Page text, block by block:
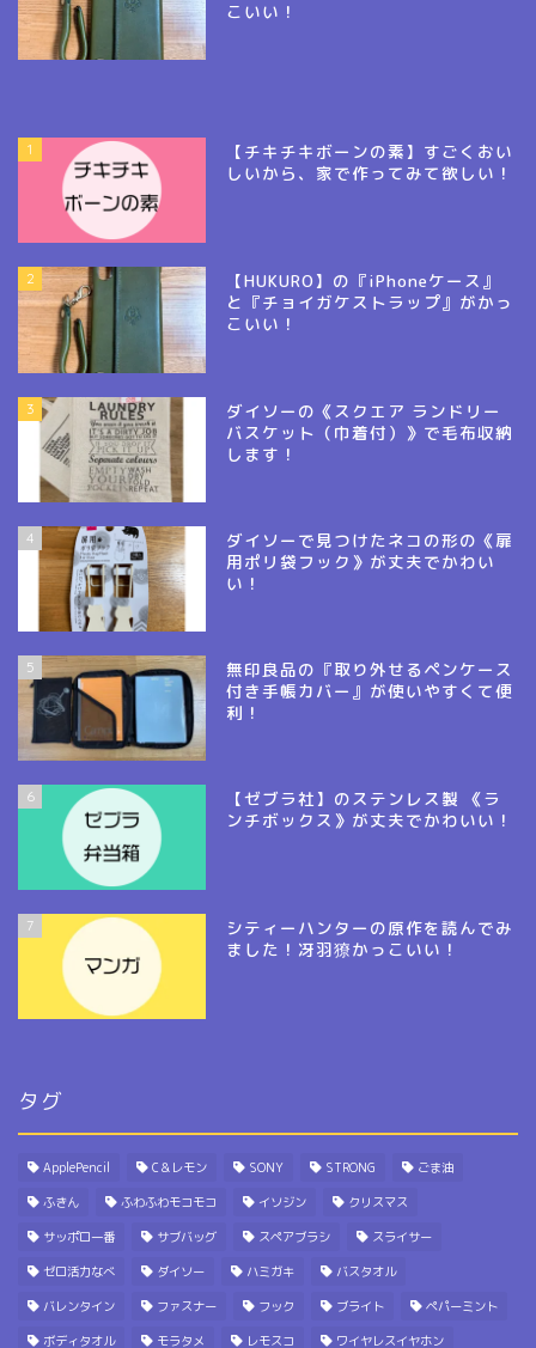
こいい！
1
【チキチキボーンの素】すごくおい
しいから、家で作ってみて欲しい！
2
【HUKURO】の『iPhoneケース』
と『チョイガケストラップ』がかっ
こいい！
3
ダイソーの《スクエア ランドリー
バスケット（巾着付）》で毛布収納
します！
4
ダイソーで見つけたネコの形の《扉
用ポリ袋フック》が丈夫でかわい
い！
5
無印良品の『取り外せるペンケース
付き手帳カバー』が使いやすくて便
利！
6
【ゼブラ社】のステンレス製 《ラ
ンチボックス》が丈夫でかわいい！
7
シティーハンターの原作を読んでみ
ました！冴羽獠かっこいい！
タグ
ApplePencil C＆レモン SONY STRONG ごま油
ふきん ふわふわモコモコ イソジン クリスマス
サッポロ一番 サブバッグ スペアブラシ スライサー
ゼロ活力なべ ダイソー ハミガキ バスタオル
バレンタイン ファスナー フック ブライト ペパーミント
ボディタオル モラタメ レモスコ ワイヤレスイヤホン